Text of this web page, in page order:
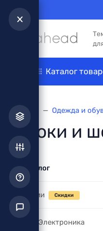
Каталог
Главная Одежда и
Брюки и
Каталог
Акции Скидки
Электроника